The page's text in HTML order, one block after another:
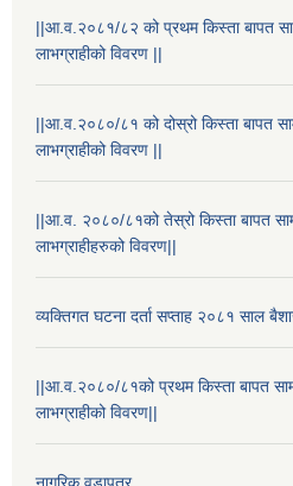
||आ.व.२०८१/८२ को प्रथम किस्ता बापत
लाभग्राहीको विवरण ||
||आ.व.२०८०/८१ को दोस्रो किस्ता बापत
लाभग्राहीको विवरण ||
||आ.व. २०८०/८१को तेस्रो किस्ता बापत
लाभग्राहीहरुको विवरण||
व्यक्तिगत घटना दर्ता सप्ताह २०८१ साल
||आ.व.२०८०/८१को प्रथम किस्ता बापत
लाभग्राहीको विवरण||